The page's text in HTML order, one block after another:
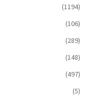
(1194)
(106)
(289)
(148)
(497)
(5)